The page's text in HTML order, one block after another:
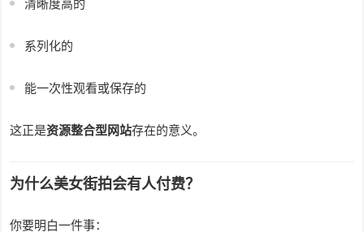
清晰度高的
系列化的
能一次性观看或保存的
这正是资源整合型网站存在的意义。
为什么美女街拍会有人付费？
你要明白一件事：